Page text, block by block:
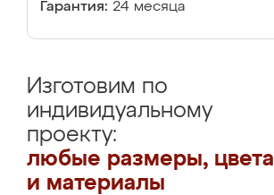
Гарантия: 24 месяца
Изготовим по
индивидуальному
проекту:
любые размеры, цвета
и материалы